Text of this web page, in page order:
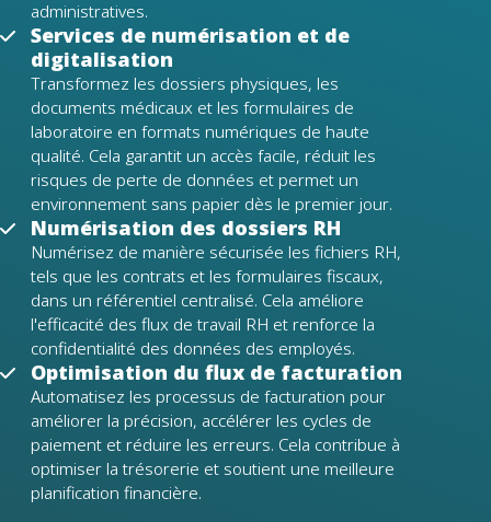
administratives.
Services de numérisation et de
digitalisation
Transformez les dossiers physiques, les
documents médicaux et les formulaires de
laboratoire en formats numériques de haute
qualité. Cela garantit un accès facile, réduit les
risques de perte de données et permet un
environnement sans papier dès le premier jour.
Numérisation des dossiers RH
Numérisez de manière sécurisée les fichiers RH,
tels que les contrats et les formulaires fiscaux,
dans un référentiel centralisé. Cela améliore
l'efficacité des flux de travail RH et renforce la
confidentialité des données des employés.
Optimisation du flux de facturation
Automatisez les processus de facturation pour
améliorer la précision, accélérer les cycles de
paiement et réduire les erreurs. Cela contribue à
optimiser la trésorerie et soutient une meilleure
planification financière.